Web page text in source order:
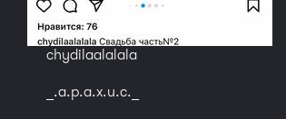
chydilaalalala
_.a.p.a.x.u.c._